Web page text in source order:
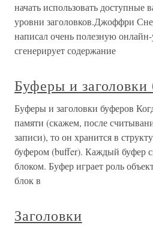
начать использовать доступные
уровни заголовков.Джоффри
написал очень полезную
сгенерирует содержание
Буферы и заголовки
Буферы и заголовки буферов
памяти (скажем, после
записи), то он хранится в
буфером (buffer). Каждый буфер
блоком. Буфер играет роль
блок в
Заголовки